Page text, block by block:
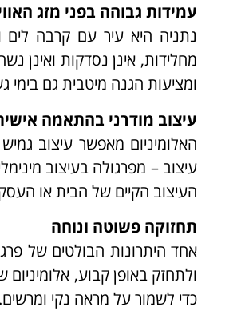
עמידות גבוהה בפני מזג
נתניה היא עיר עם קרבה לים
מחלידות, אינן נסדקות ואינן
ומציעות הגנה מיטבית גם בימי
עיצוב מודרני בהתאמה
האלומיניום מאפשר עיצוב
עיצוב – מפרגולה בעיצוב
העיצוב הקיים של הבית או
תחזוקה פשוטה ונוחה
אחד היתרונות הבולטים של
ולתחזק באופן קבוע,
כדי לשמור על מראה נקי ומרשים.